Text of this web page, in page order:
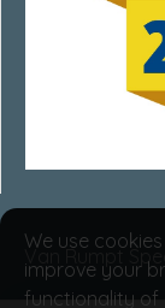
Van Rumpt
We use
improve your
functionality of